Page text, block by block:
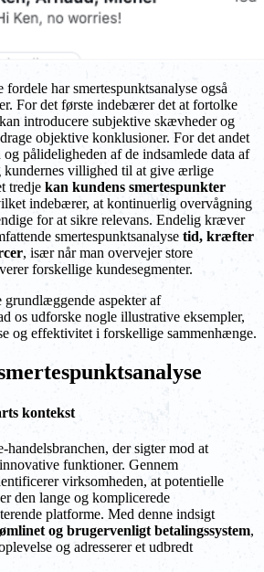
fordele har smertespunktsanalyse også
For det første indebærer det at fortolke
introducere subjektive skævheder og
objektive konklusioner. For det andet
pålideligheden af de indsamlede data af
kundernes villighed til at give ærlige
tredje kan kundens smertespunkter
indebærer, at kontinuerlig overvågning
for at sikre relevans. Endelig kræver
smertespunktsanalyse tid, kræfter
, især når man overvejer store
forskellige kundesegmenter.
aspekter af
os udforske nogle illustrative eksempler,
og effektivitet i forskellige sammenhænge.
kontekst
handelsbranchen, der sigter mod at
funktioner. Gennem
virksomheden, at potentielle
den lange og komplicerede
platforme. Med denne indsigt
og brugervenligt betalingssystem,
og adresserer et udbredt